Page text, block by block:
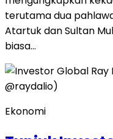
terutama dua
Atartuk dan Sultan
biasa…
Ekonomi